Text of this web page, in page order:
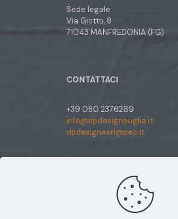
Sede legale
Via Giotto, 8
71043 MANFREDONIA (FG)
CONTATTACI
+39 080 2376269
info@dpdesignpuglia.it
dpdesignesrl@pec.it
Facebook
Instagram